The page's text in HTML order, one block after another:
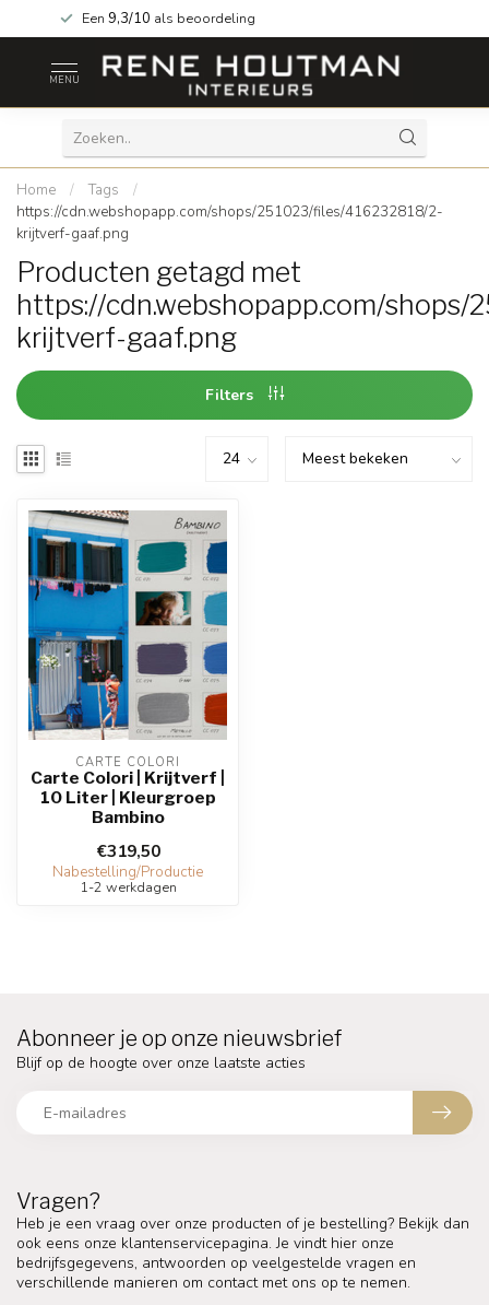
Een 9,3/10 als beoordeling
MENU
Home / Tags
/
https://cdn.webshopapp.com/shops/251023/files/416232818/2-
krijtverf-gaaf.png
Producten getagd met
https://cdn.webshopapp.com/
krijtverf-gaaf.png
Filters
CARTE COLORI
Carte Colori | Krijtverf |
10 Liter | Kleurgroep
Bambino
€319,50
Nabestelling/Productie
1-2 werkdagen
Vragen?
Heb je een vraag over onze producten of je bestelling? Bekijk dan
ook eens onze klantenservicepagina. Je vindt hier onze
bedrijfsgegevens, antwoorden op veelgestelde vragen en
verschillende manieren om contact met ons op te nemen.
Abonneer je op onze nieuwsbrief
Blijf op de hoogte over onze laatste acties